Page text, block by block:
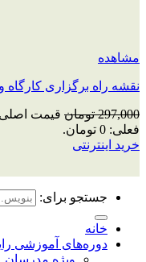
مشاهده
نقشه راه برگزاری
297,000 تومان قیمت اصلی: 297,000 تومان
فعلی: 0 تومان.
خرید اینترنتی
جستجو برای:
خانه
دوره‌های آموزشی
ویژه مدرسان